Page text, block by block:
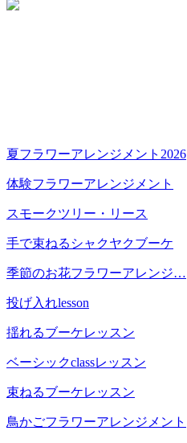
夏フラワーアレンジメント2026
体験フラワーアレンジメント
スモークツリー・リース
手で束ねるシャクヤクブーケ
季節のお花フラワーアレンジ…
投げ入れlesson
揺れるブーケレッスン
ベーシックclassレッスン
束ねるブーケレッスン
鳥かごフラワーアレンジメント